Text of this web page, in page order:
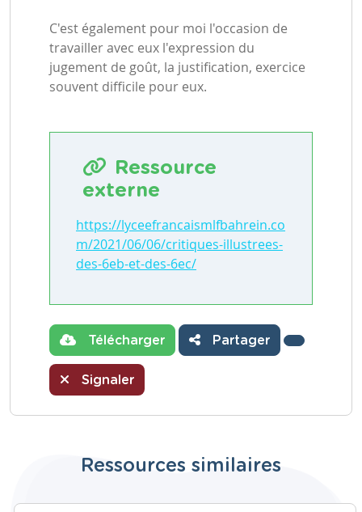
C'est également pour moi l'occasion de
travailler avec eux l'expression du
jugement de goût, la justification, exercice
souvent difficile pour eux.
Ressource
externe
https://lyceefrancaismlfbahrein.co
m/2021/06/06/critiques-illustrees-
des-6eb-et-des-6ec/
Télécharger Partager
Signaler
Ressources similaires